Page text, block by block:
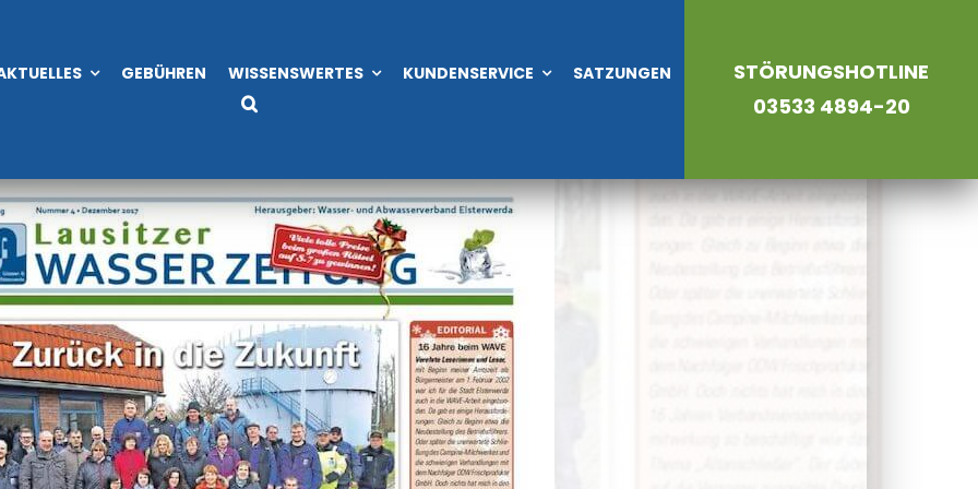
GEBÜHREN WISSENSWERTES KUNDENSERVICE SATZUNGEN
STÖRUNGSHOTLINE
03533 4894-20